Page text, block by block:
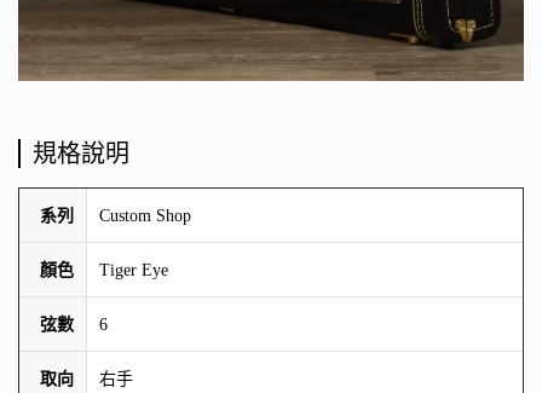
規格說明
系列 Custom Shop
顏色 Tiger Eye
弦數 6
取向 右手